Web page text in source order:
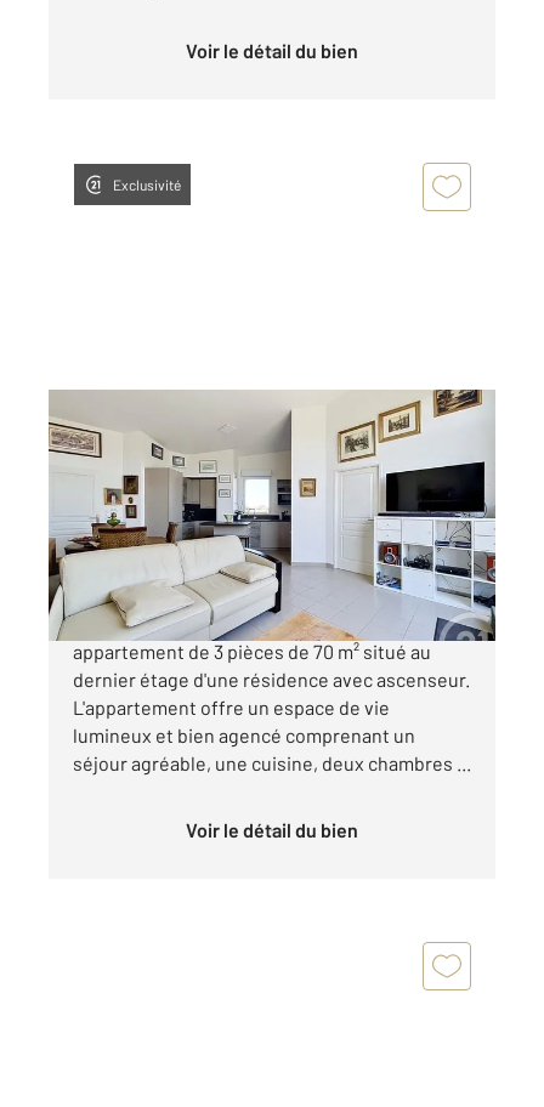
Voir le détail du bien
Exclusivité
COMPIEGNE 60
69,73 m
, 3 pièces
Ref : 17787
Appartement T3 à vendre
225 000 €
À Compiègne, découvrez cet agréable
appartement de 3 pièces de 70 m² situé au
dernier étage d'une résidence avec ascenseur.
L'appartement offre un espace de vie
lumineux et bien agencé comprenant un
séjour agréable, une cuisine, deux chambres ...
Voir le détail du bien